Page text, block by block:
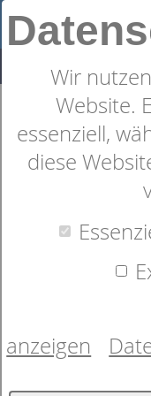
Wir
Website.
essenziell,
diese
anzeigen
Deko &
Willkommen
hochwertige
vielfältige
Badezimmer,